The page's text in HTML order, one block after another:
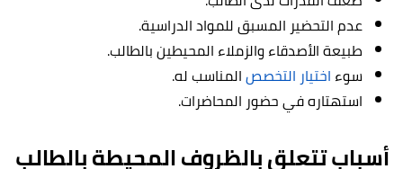
عدم التحضير المسبق للمواد الدراسية.
طبيعة الأصدقاء والزملاء المحيطين بالطالب.
سوءاختيار التخصصالمناسب له.
استهتاره في حضور المحاضرات.
أسباب تتعلق بالظروف المحيطة بالطالب